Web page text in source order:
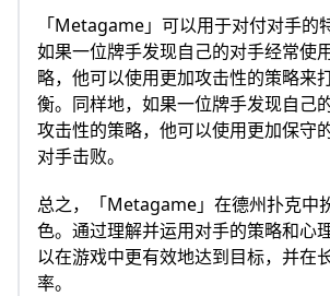
「Metagame」可以用于对付对手的
如果一位牌手发现自己的对手经常使
略，他可以使用更加攻击性的策略来
衡。同样地，如果一位牌手发现自己
攻击性的策略，他可以使用更加保守
对手击败。
总之，「Metagame」在德州扑克中
色。通过理解并运用对手的策略和心
以在游戏中更有效地达到目标，并在
率。